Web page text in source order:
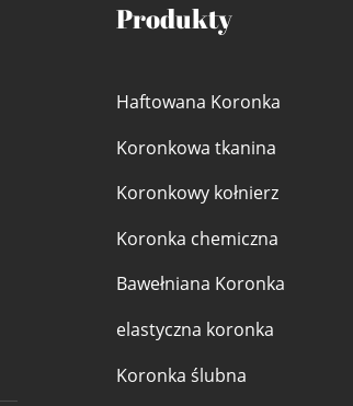
Produkty
Haftowana Koronka
Koronkowa tkanina
Koronkowy kołnierz
Koronka chemiczna
Bawełniana Koronka
elastyczna koronka
Koronka ślubna